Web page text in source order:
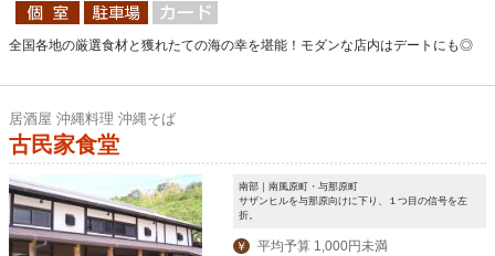
全国各地の厳選食材と獲れたての海の幸を堪能！モダンな店内はデートにも◎
居酒屋 沖縄料理 沖縄そば
古民家食堂
南部｜南風原町・与那原町
サザンヒルを与那原向けに下り、１つ目の信号を左
折。
￥ 平均予算 1,000円未満